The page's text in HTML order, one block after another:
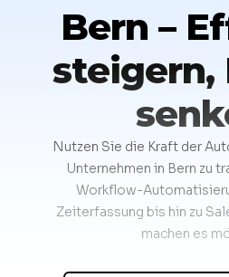
Bern –
steigern,
Nutzen Sie die Kraft der
Unternehmen in Bern zu
Workflow-
Zeiterfassung bis hin zu
machen es